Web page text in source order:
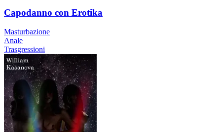
Capodanno con Erotika
Masturbazione
Anale
Trasgressioni